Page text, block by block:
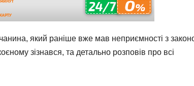
який раніше вже мав неприємності з
зізнався, та детально розповів про всі